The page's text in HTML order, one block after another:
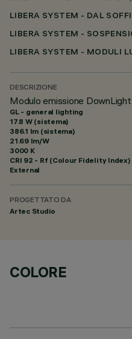
LIBERA SYSTEM - DAL
LIBERA SYSTEM -
LIBERA SYSTEM - MODULI
DESCRIZIONE
Modulo emissione
GL - general lighting
17.8 W (sistema)
386.1 lm (sistema)
21.69 lm/W
3000 K
CRI 92 - Rf (Colour Fidelity Index)
External
PROGETTATO DA
Artec Studio
COLORE